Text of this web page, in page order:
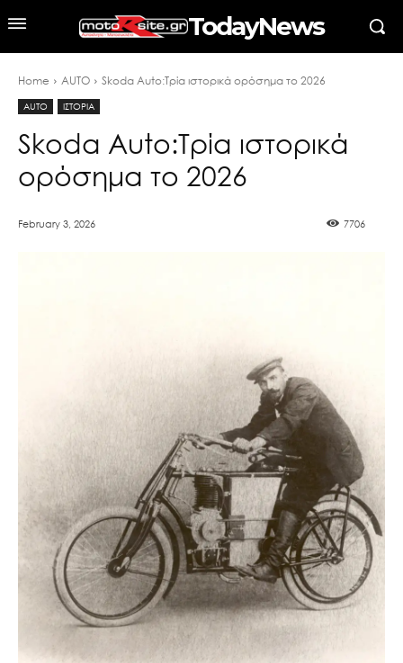
TodayNews
Home AUTO Skoda Auto:Τρία ιστορικά ορόσημα το 2026
AUTO ΙΣΤΟΡΙΑ
Skoda Auto:Τρία ιστορικά
ορόσημα το 2026
February 3, 2026 7706